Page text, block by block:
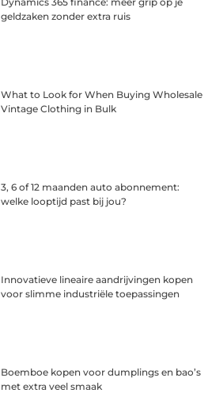
geldzaken zonder extra ruis
What to Look for When Buying Wholesale
Vintage Clothing in Bulk
3, 6 of 12 maanden auto abonnement:
welke looptijd past bij jou?
Innovatieve lineaire aandrijvingen kopen
voor slimme industriële toepassingen
Boemboe kopen voor dumplings en bao’s
met extra veel smaak